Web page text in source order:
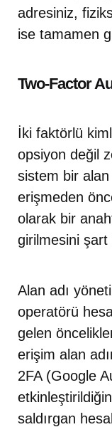
adresiniz,
ise tamamen
Two-Factor
İki faktörlü
opsiyon değil
sistem bir alan
erişmeden
olarak bir
girilmesini şart
Alan adı
operatörü
gelen
erişim alan
2FA (Google
saldırgan